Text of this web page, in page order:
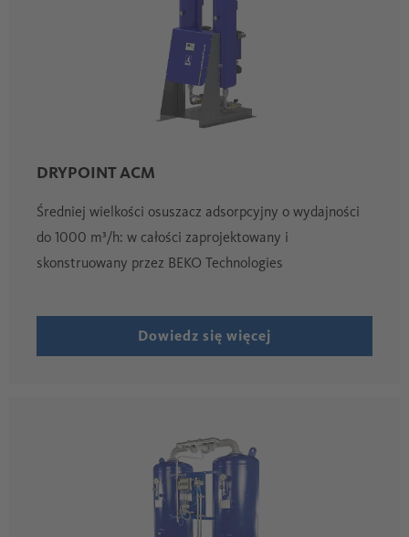
DRYPOINT ACM
Średniej wielkości osuszacz adsorpcyjny o wydajności
do 1000 m³/h: w całości zaprojektowany i
skonstruowany przez BEKO Technologies
Dowiedz się więcej